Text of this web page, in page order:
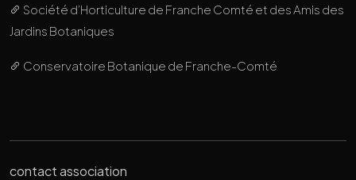
Société d’Horticulture de Franche Comté et des Amis des
Jardins Botaniques
Conservatoire Botanique de Franche-Comté
contact association